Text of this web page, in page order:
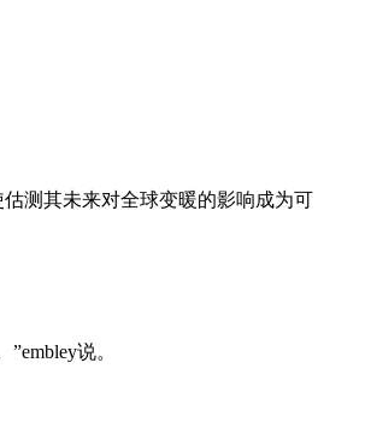
测其未来对全球变暖的影响成为可
说。